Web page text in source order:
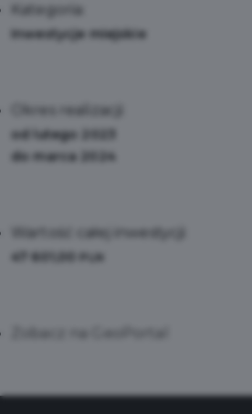
Kategoria:
Inwestycje miejskie
Okres realizacji:
od lutego 2023
do marca 2024
Wartość całej inwestycji:
47 601,00